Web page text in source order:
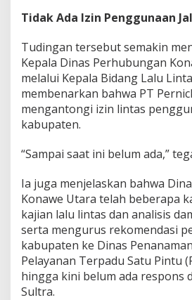
Tidak Ada Izin Penggunaan
Tudingan tersebut semakin
Kepala Dinas Perhubungan
melalui Kepala Bidang Lalu
membenarkan bahwa PT
mengantongi izin lintas
kabupaten.
“Sampai saat ini belum ada,”
Ia juga menjelaskan bahwa
Konawe Utara telah beberapa
kajian lalu lintas dan analisis
serta mengurus rekomendasi
kabupaten ke Dinas
Pelayanan Terpadu Satu Pintu
hingga kini belum ada respons
Sultra.